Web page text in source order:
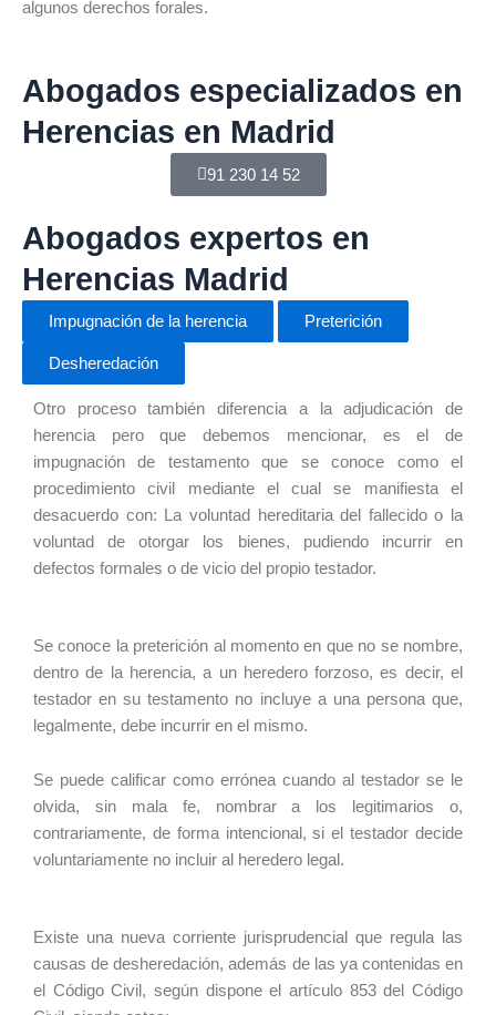
algunos derechos forales.
Abogados especializados en
Herencias en Madrid
91 230 14 52
Abogados expertos en
Herencias Madrid
Impugnación de la herencia Preterición
Desheredación
Otro proceso también diferencia a la adjudicación de
herencia pero que debemos mencionar, es el de
impugnación de testamento que se conoce como el
procedimiento civil mediante el cual se manifiesta el
desacuerdo con: La voluntad hereditaria del fallecido o la
voluntad de otorgar los bienes, pudiendo incurrir en
defectos formales o de vicio del propio testador.
Se conoce la preterición al momento en que no se nombre,
dentro de la herencia, a un heredero forzoso, es decir, el
testador en su testamento no incluye a una persona que,
legalmente, debe incurrir en el mismo.
Se puede calificar como errónea cuando al testador se le
olvida, sin mala fe, nombrar a los legitimarios o,
contrariamente, de forma intencional, si el testador decide
voluntariamente no incluir al heredero legal.
Existe una nueva corriente jurisprudencial que regula las
causas de desheredación, además de las ya contenidas en
el Código Civil, según dispone el artículo 853 del Código